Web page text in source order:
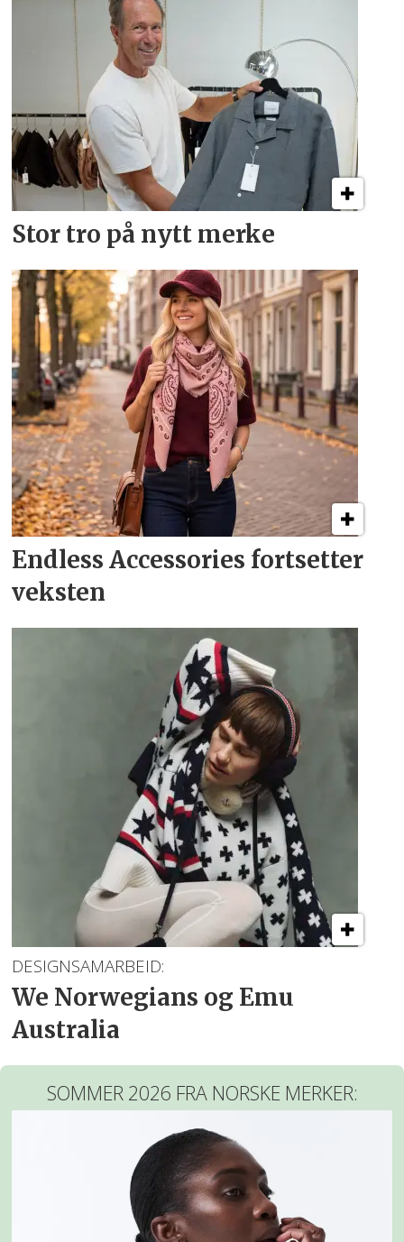
Stor tro på nytt merke
Endless Accessories fortsetter
veksten
DESIGNSAMARBEID:
We Norwegians og Emu
Australia
SOMMER 2026 FRA NORSKE MERKER: